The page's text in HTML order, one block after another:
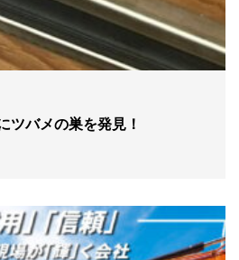
ツバメの巣を発見！